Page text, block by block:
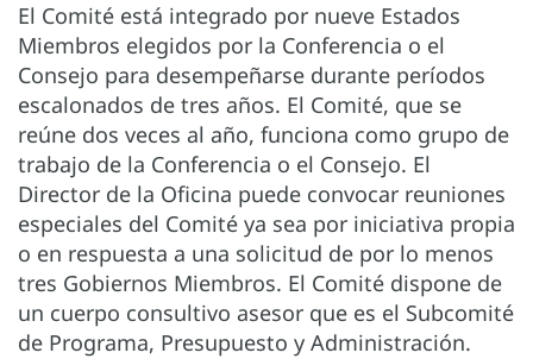
El Comité está integrado por nueve Estados
Miembros elegidos por la Conferencia o el
Consejo para desempeñarse durante períodos
escalonados de tres años. El Comité, que se
reúne dos veces al año, funciona como grupo de
trabajo de la Conferencia o el Consejo. El
Director de la Oficina puede convocar reuniones
especiales del Comité ya sea por iniciativa propia
o en respuesta a una solicitud de por lo menos
tres Gobiernos Miembros. El Comité dispone de
un cuerpo consultivo asesor que es el Subcomité
de Programa, Presupuesto y Administración.